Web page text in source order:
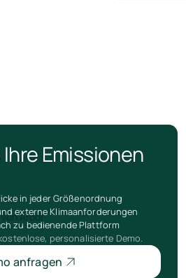
Emissionen
in jeder Größenordnung
externe Klimaanforderungen
zu bedienende Plattform
personalisierte Demo.
anfragen